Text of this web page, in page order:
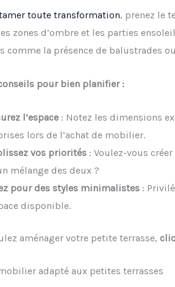
toute transformation, prenez le
zones d’ombre et les parties
comme la présence de balustrades
pour bien planifier :
l’espace: Notez les dimensions
lors de l’achat de mobilier.
vos priorités: Voulez-vous créer
mélange des deux ?
pour des styles minimalistes:
disponible.
aménager votre petite terrasse,
adapté aux petites terrasses